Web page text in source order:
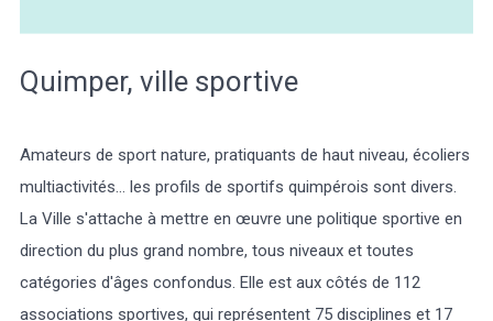
BREZHONEG
Quimper, ville sportive
Amateurs de sport nature, pratiquants de haut niveau, écoliers
multiactivités... les profils de sportifs quimpérois sont divers.
La Ville s'attache à mettre en œuvre une politique sportive en
direction du plus grand nombre, tous niveaux et toutes
catégories d'âges confondus. Elle est aux côtés de 112
associations sportives, qui représentent 75 disciplines et 17